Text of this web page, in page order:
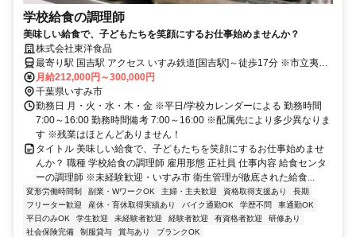
学校給食の調理師
美味しい給食で、子どもたちを笑顔にするお仕事始めませんか？
株式会社東洋食品
最寄り駅 国吉駅 アクセス いすみ鉄道[国吉駅]～徒歩17分 ※市立夷隅
保育所近く
月給212,000円～300,000円
千葉県いすみ市
勤務日 月・火・水・木・金 ※平日/学校カレンダーによる 勤務時間
7:00～16:00 勤務時間備考 7:00～16:00 ※配属先により多少異なりま
す ※残業はほとんどありません！
タイトル 美味しい給食で、子どもたちを笑顔にするお仕事始めませ
んか？ 職種 学校給食の調理師 雇用形態 正社員 仕事内容 給食センタ
ーの調理師 ※未経験歓迎・いすみ市 衛生管理が徹底された給食...
変形労働時間制 副業・WワークOK 主婦・主夫歓迎 資格取得支援あり
長期
フリーター歓迎
産休・育休取得実績あり バイク通勤OK 学歴不問
車通勤OK
平日のみOK
学生歓迎 未経験者歓迎 経験者歓迎 有資格者歓迎
研修あり
社会保険完備
制服貸与 賞与あり ブランクOK